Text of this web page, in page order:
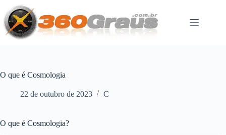
para
conteúdo
O que é Cosmologia
22 de outubro de 2023 C
O que é Cosmologia?